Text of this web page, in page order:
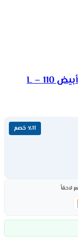
٪11 خصم
لاحقاً